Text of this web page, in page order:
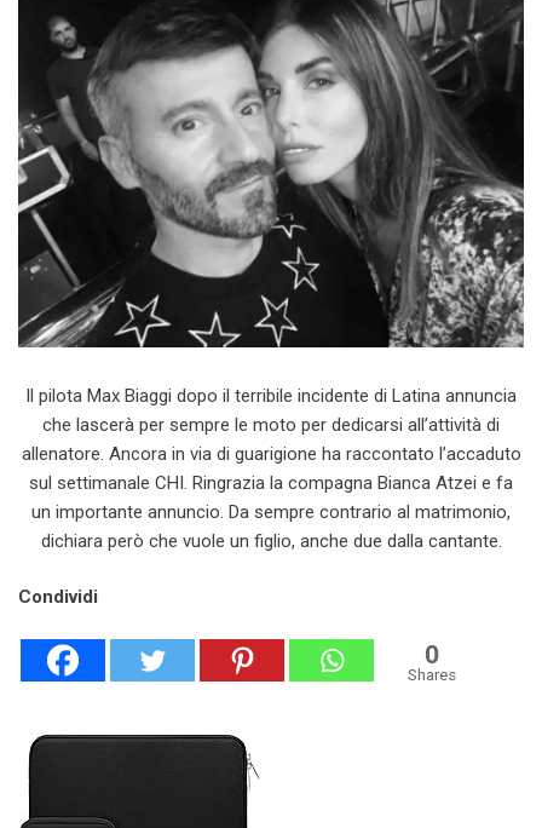
Il pilota Max Biaggi dopo il terribile incidente di Latina annuncia
che lascerà per sempre le moto per dedicarsi all’attività di
allenatore. Ancora in via di guarigione ha raccontato l’accaduto
sul settimanale CHI. Ringrazia la compagna Bianca Atzei e fa
un importante annuncio. Da sempre contrario al matrimonio,
dichiara però che vuole un figlio, anche due dalla cantante.
Condividi
0
Shares